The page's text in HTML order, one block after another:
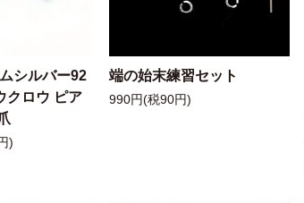
シルバー92
クロウ ピア
)
端の始末練習セット
990円(税90円)